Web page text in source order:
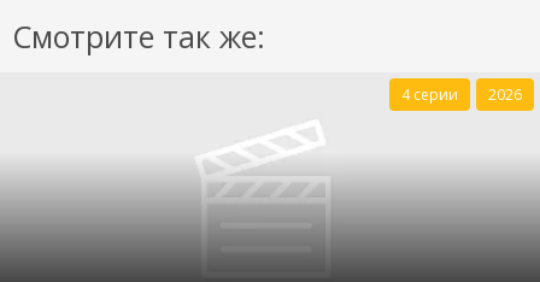
Смотрите так же:
4 серии 2026